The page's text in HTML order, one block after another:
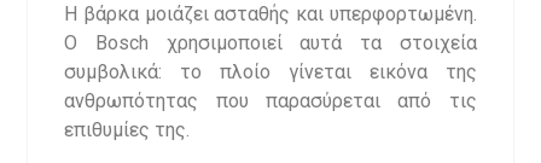
Η βάρκα μοιάζει ασταθής και υπερφορτωμένη.
Ο Bosch χρησιμοποιεί αυτά τα στοιχεία
συμβολικά: το πλοίο γίνεται εικόνα της
ανθρωπότητας που παρασύρεται από τις
επιθυμίες της.